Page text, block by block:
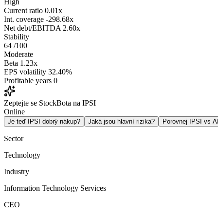
High
Current ratio 0.01x
Int. coverage -298.68x
Net debt/EBITDA 2.60x
Stability
64 /100
Moderate
Beta 1.23x
EPS volatility 32.40%
Profitable years 0
Zeptejte se StockBota na IPSI
Online
Je teď IPSI dobrý nákup? Jaká jsou hlavní rizika? Porovnej IPSI vs
Sector
Technology
Industry
Information Technology Services
CEO